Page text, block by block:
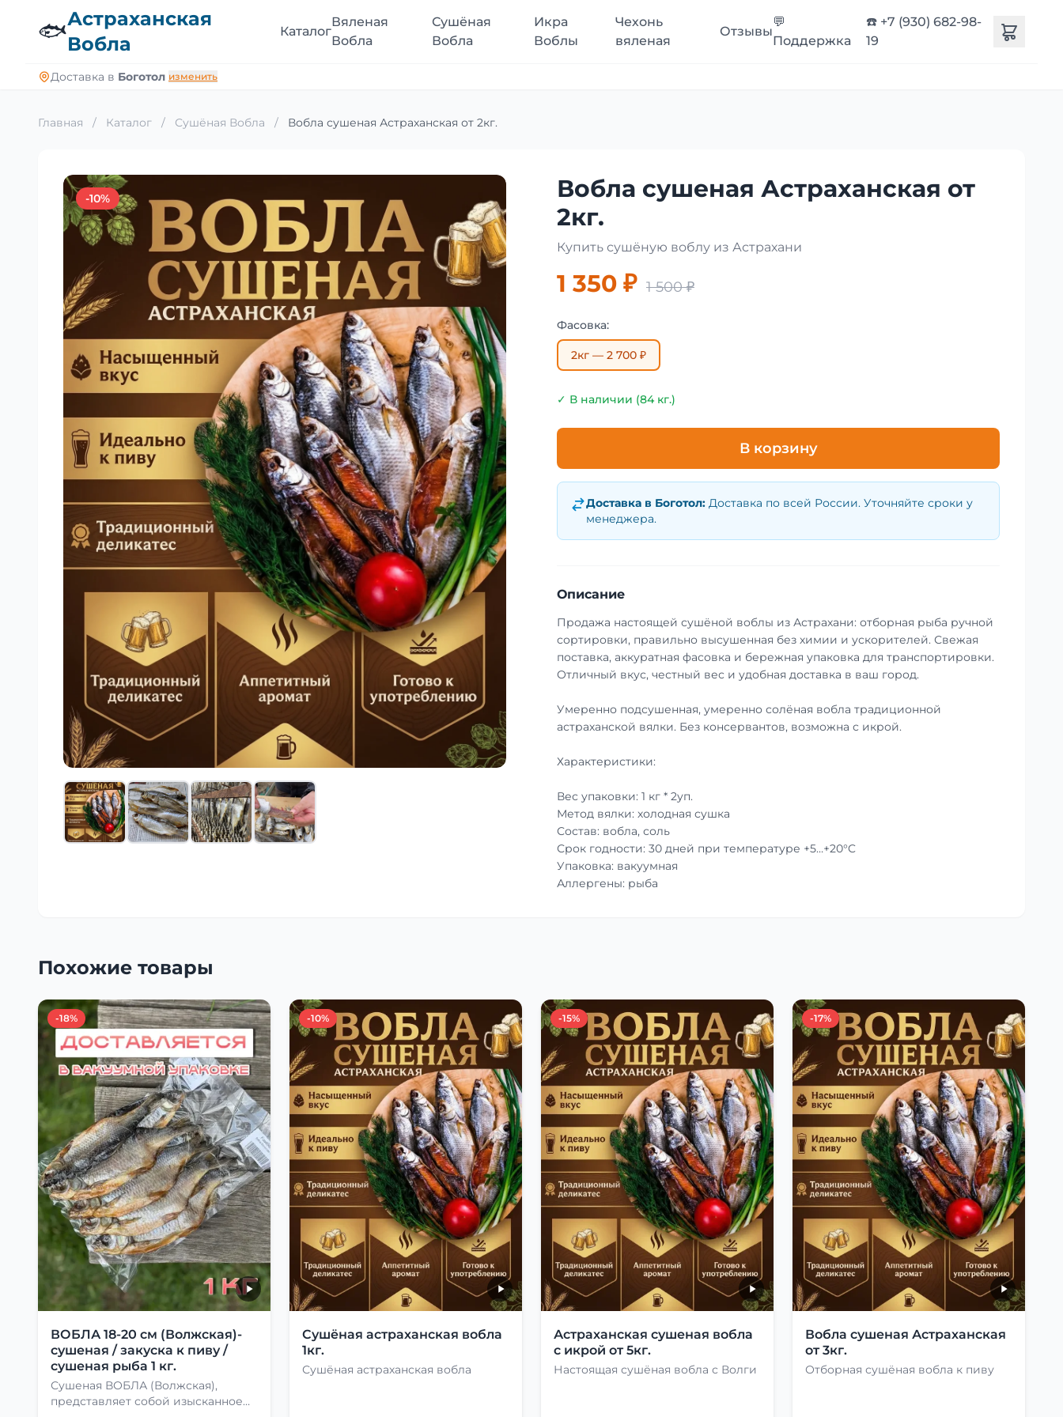
🐟Астраханская
Вобла
Каталог
Вяленая
Вобла
Сушёная
Вобла
Икра
Воблы
Чехонь
вяленая
Отзывы
💬
Поддержка
☎️ +7 (930) 682-98-
19
Доставка в Боготол изменить
Главная / Каталог / Сушёная Вобла / Вобла сушеная Астраханская от 2кг.
-10%
Вобла сушеная Астраханская от
2кг.
Купить сушёную воблу из Астрахани
1 350 ₽ 1 500 ₽
Фасовка:
2кг — 2 700 ₽
✓ В наличии (84 кг.)
В корзину
Доставка в Боготол: Доставка по всей России. Уточняйте сроки у
менеджера.
Описание
Продажа настоящей сушёной воблы из Астрахани: отборная рыба ручной
сортировки, правильно высушенная без химии и ускорителей. Свежая
поставка, аккуратная фасовка и бережная упаковка для транспортировки.
Отличный вкус, честный вес и удобная доставка в ваш город.
Умеренно подсушенная, умеренно солёная вобла традиционной
астраханской вялки. Без консервантов, возможна с икрой.
Характеристики:
Вес упаковки: 1 кг * 2уп.
Метод вялки: холодная сушка
Состав: вобла, соль
Срок годности: 30 дней при температуре +5…+20°C
Упаковка: вакуумная
Аллергены: рыба
Похожие товары
-18%
ВОБЛА 18-20 см (Волжская)-
сушеная / закуска к пиву /
сушеная рыба 1 кг.
Сушеная ВОБЛА (Волжская),
представляет собой изысканное
-10%
Сушёная астраханская вобла
1кг.
Сушёная астраханская вобла
-15%
Астраханская сушеная вобла
с икрой от 5кг.
Настоящая сушёная вобла с Волги
-17%
Вобла сушеная Астраханская
от 3кг.
Отборная сушёная вобла к пиву